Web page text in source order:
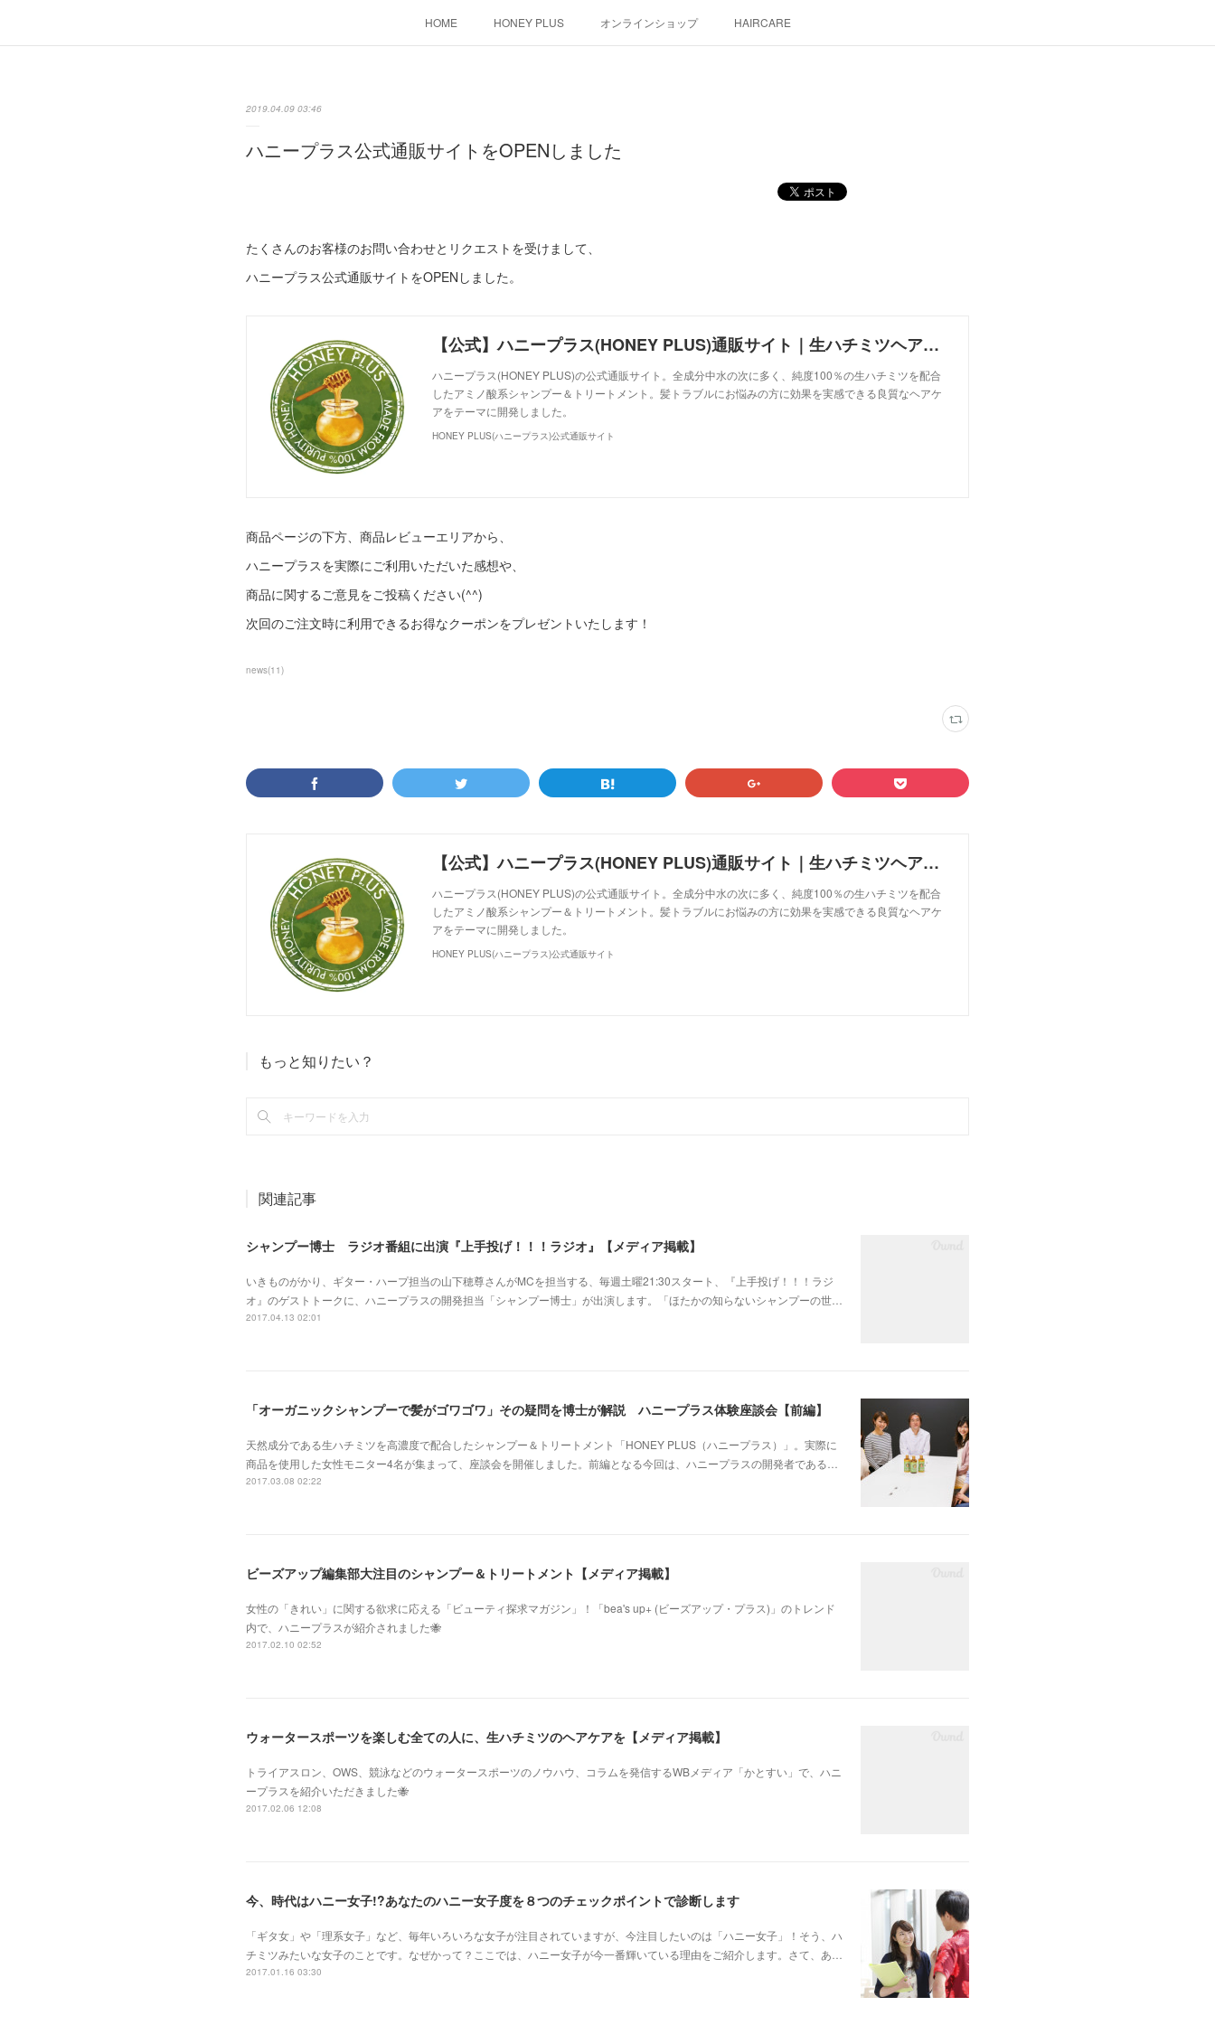
HOME HONEY PLUS オンラインショップ HAIRCARE
2019.04.09 03:46
ハニープラス公式通販サイトをOPENしました
たくさんのお客様のお問い合わせとリクエストを受けまして、
ハニープラス公式通販サイトをOPENしました。
【公式】ハニープラス(HONEY PLUS)通販サイト｜生ハチミツヘアケア
ハニープラス(HONEY PLUS)の公式通販サイト。全成分中水の次に多く、純度100％の生ハチミツを配合
したアミノ酸系シャンプー＆トリートメント。髪トラブルにお悩みの方に効果を実感できる良質なヘアケ
アをテーマに開発しました。
HONEY PLUS(ハニープラス)公式通販サイト
商品ページの下方、商品レビューエリアから、
ハニープラスを実際にご利用いただいた感想や、
商品に関するご意見をご投稿ください(^^)
次回のご注文時に利用できるお得なクーポンをプレゼントいたします！
news(11)
【公式】ハニープラス(HONEY PLUS)通販サイト｜生ハチミツヘアケア
ハニープラス(HONEY PLUS)の公式通販サイト。全成分中水の次に多く、純度100％の生ハチミツを配合
したアミノ酸系シャンプー＆トリートメント。髪トラブルにお悩みの方に効果を実感できる良質なヘアケ
アをテーマに開発しました。
HONEY PLUS(ハニープラス)公式通販サイト
もっと知りたい？
関連記事
シャンプー博士 ラジオ番組に出演『上手投げ！！！ラジオ』【メディア掲載】
いきものがかり、ギター・ハープ担当の山下穂尊さんがMCを担当する、毎週土曜21:30スタート、『上手投げ！！！ラジ
オ』のゲストトークに、ハニープラスの開発担当「シャンプー博士」が出演します。「ほたかの知らないシャンプーの世…
2017.04.13 02:01
「オーガニックシャンプーで髪がゴワゴワ」その疑問を博士が解説 ハニープラス体験座談会【前編】
天然成分である生ハチミツを高濃度で配合したシャンプー＆トリートメント「HONEY PLUS（ハニープラス）」。実際に
商品を使用した女性モニター4名が集まって、座談会を開催しました。前編となる今回は、ハニープラスの開発者である…
2017.03.08 02:22
ビーズアップ編集部大注目のシャンプー＆トリートメント【メディア掲載】
女性の「きれい」に関する欲求に応える「ビューティ探求マガジン」！「bea's up+ (ビーズアップ・プラス)」のトレンド
内で、ハニープラスが紹介されました🐝
2017.02.10 02:52
ウォータースポーツを楽しむ全ての人に、生ハチミツのヘアケアを【メディア掲載】
トライアスロン、OWS、競泳などのウォータースポーツのノウハウ、コラムを発信するWBメディア「かとすい」で、ハニ
ープラスを紹介いただきました🐝
2017.02.06 12:08
今、時代はハニー女子!?あなたのハニー女子度を８つのチェックポイントで診断します
「ギタ女」や「理系女子」など、毎年いろいろな女子が注目されていますが、今注目したいのは「ハニー女子」！そう、ハ
チミツみたいな女子のことです。なぜかって？ここでは、ハニー女子が今一番輝いている理由をご紹介します。さて、あ…
2017.01.16 03:30